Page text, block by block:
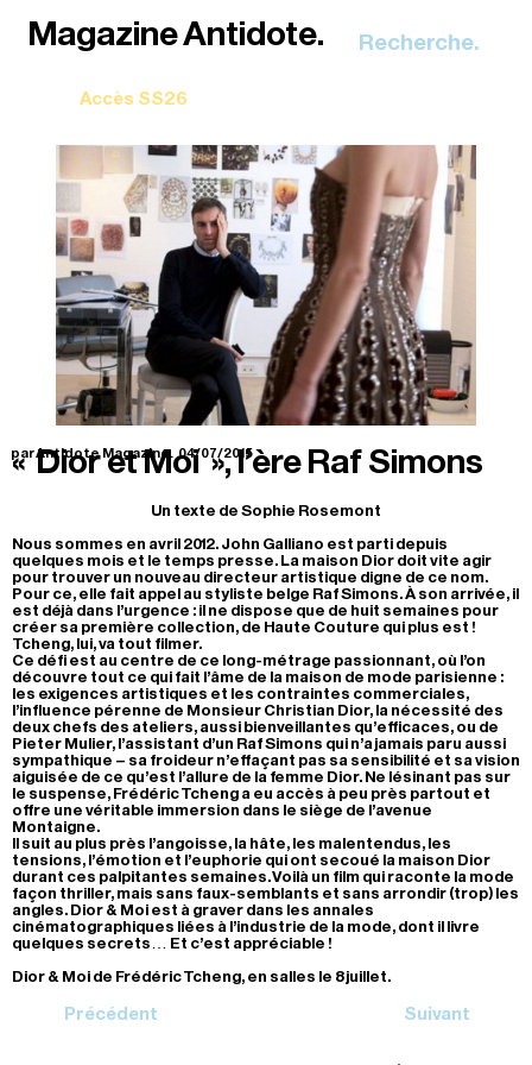
Recherche.
par Antidote Magazine. 04/07/2015
« Dior et Moi », l’ère Raf Simons
Un texte de Sophie Rosemont
Nous sommes en avril 2012. John Galliano est parti depuis
quelques mois et le temps presse. La maison Dior doit vite agir
pour trouver un nouveau directeur artistique digne de ce nom.
Pour ce, elle fait appel au styliste belge Raf Simons. À son arrivée, il
est déjà dans l’urgence : il ne dispose que de huit semaines pour
créer sa première collection, de Haute Couture qui plus est !
Tcheng, lui, va tout filmer.
Ce défi est au centre de ce long-métrage passionnant, où l’on
découvre tout ce qui fait l’âme de la maison de mode parisienne :
les exigences artistiques et les contraintes commerciales,
l’influence pérenne de Monsieur Christian Dior, la nécessité des
deux chefs des ateliers, aussi bienveillantes qu’efficaces, ou de
Pieter Mulier, l’assistant d’un Raf Simons qui n’a jamais paru aussi
sympathique – sa froideur n’effaçant pas sa sensibilité et sa vision
aiguisée de ce qu’est l’allure de la femme Dior. Ne lésinant pas sur
le suspense, Frédéric Tcheng a eu accès à peu près partout et
offre une véritable immersion dans le siège de l’avenue
Montaigne.
Il suit au plus près l’angoisse, la hâte, les malentendus, les
tensions, l’émotion et l’euphorie qui ont secoué la maison Dior
durant ces palpitantes semaines. Voilà un film qui raconte la mode
façon thriller, mais sans faux-semblants et sans arrondir (trop) les
angles. Dior & Moi est à graver dans les annales
cinématographiques liées à l’industrie de la mode, dont il livre
quelques secrets… Et c’est appréciable !
Dior & Moi de Frédéric Tcheng, en salles le 8 juillet.
Précédent Suivant